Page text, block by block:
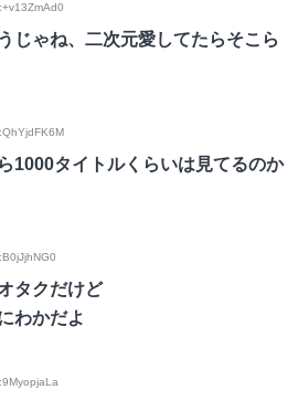
じゃね、二次元愛してたらそこら
1000タイトルくらいは見てるのか
タクだけど
わかだよ